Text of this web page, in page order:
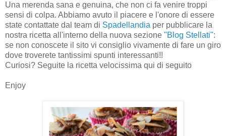
Una merenda sana e genuina, che non ci fa venire troppi
sensi di colpa. Abbiamo avuto il piacere e l'onore di essere
state contattate dal team di Spadellandia per pubblicare la
nostra ricetta all'interno della nuova sezione "Blog Stellati":
se non conoscete il sito vi consiglio vivamente di fare un giro
dove troverete tantissimi spunti interessanti!!
Curiosi? Seguite la ricetta velocissima qui di seguito
Enjoy